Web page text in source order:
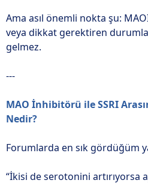
Ama asıl önemli nokta şu:
veya dikkat gerektiren
gelmez.
---
MAO İnhibitörü ile SSRI
Nedir?
Forumlarda en sık gördüğüm
“İkisi de serotonini artırıyorsa